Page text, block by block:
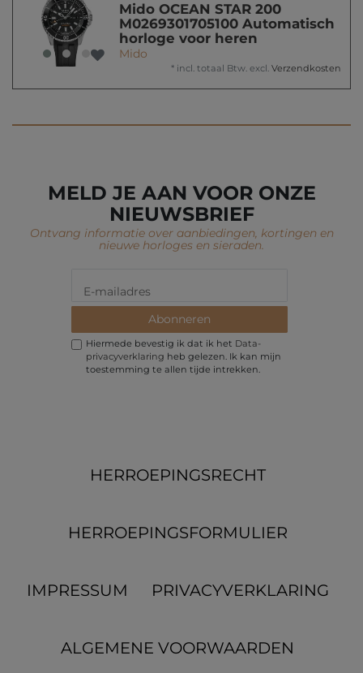
Mido OCEAN STAR 200
M0269301705100 Automatisch
horloge voor heren
Mido
* incl. totaal Btw. excl. Verzendkosten
MELD JE AAN VOOR ONZE
NIEUWSBRIEF
Ontvang informatie over aanbiedingen, kortingen en
nieuwe horloges en sieraden.
Abonneren
Hiermede bevestig ik dat ik het Data­
privacy­verklaring heb gelezen. Ik kan mijn
toestemming te allen tijde intrekken.
HERROEPINGS­RECHT
HERROEPINGS­FORMULIER
IMPRESSUM PRIVACYVERKLARING
ALGEMENE VOORWAARDEN